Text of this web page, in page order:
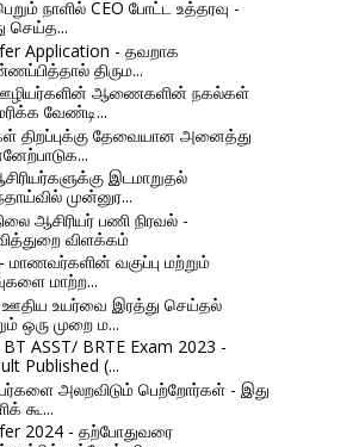
நாளில் CEO போட்ட உத்தரவு -
செய்த...
Application - தவறாக
திரும...
ஊழியர்களின் ஆணைகளின் நகல்கள்
வேண்டி...
திறப்புக்கு தேவையான அனைத்து
இடமாறுதல்
முன்னுர...
ஆசிரியர் பணி நிரவல் -
விளக்கம்
மாணவர்களின் வகுப்பு மற்றும்
மாற்ற...
உயர்வை இரத்து செய்தல்
ஒரு முறை ம...
ASST/ BRTE Exam 2023 -
Published (...
அலறவிடும் பெற்றோர்கள் - இது
கூ...
2024 - தற்போதுவரை